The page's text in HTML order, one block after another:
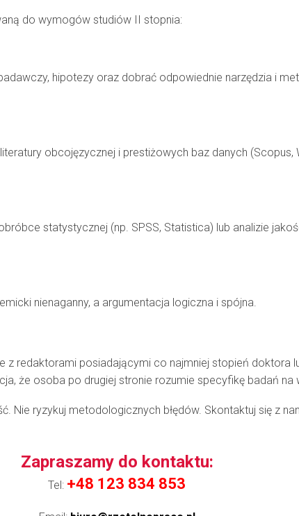
do wymogów studiów II stopnia:
hipotezy oraz dobrać odpowiednie narzędzia i
obcojęzycznej i prestiżowych baz danych (Scopus,
statystycznej (np. SPSS, Statistica) lub analizie
nienaganny, a argumentacja logiczna i spójna.
z redaktorami posiadającymi co najmniej stopień doktora
że osoba po drugiej stronie rozumie specyfikę badań
Nie ryzykuj metodologicznych błędów. Skontaktuj się z
Zapraszamy do kontaktu:
Tel: +48 123 834 853